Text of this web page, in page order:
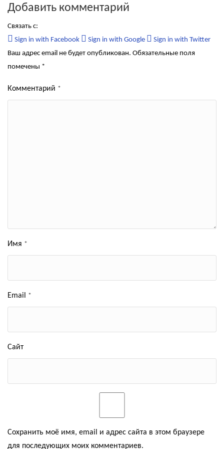
Добавить комментарий
Связать с:
Sign in with Facebook
Sign in with Google
Sign in with Twitter
Ваш адрес email не будет опубликован. Обязательные поля
помечены *
Комментарий *
Имя *
Email *
Сайт
Сохранить моё имя, email и адрес сайта в этом браузере
для последующих моих комментариев.